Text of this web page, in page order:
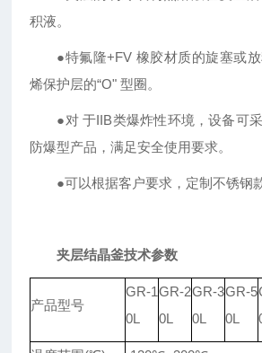
积液。
●特氟隆+FV 橡胶材质的旋塞或
烯保护层的“O" 型圈。
●对 于IIB类爆炸性环境，设备可
防爆型产品，满足安全使用要求。
●可以根据客户要求，定制不锈钢
夹层结晶釜技术参数
产品型号
GR-1
0L
GR-2
0L
GR-3
0L
GR-5
0L